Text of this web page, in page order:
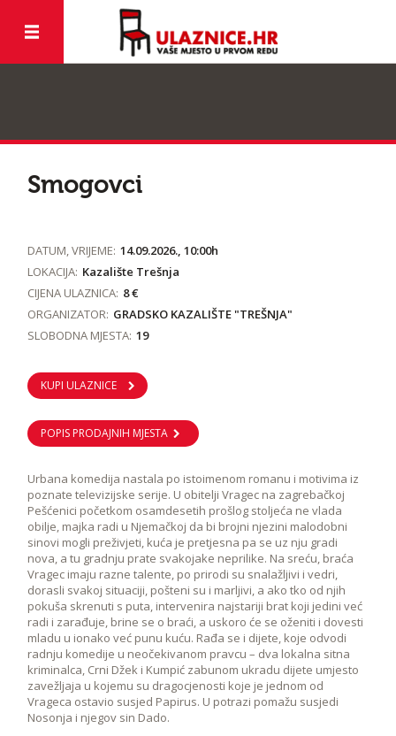
Smogovci
DATUM, VRIJEME: 14.09.2026., 10:00h
LOKACIJA: Kazalište Trešnja
CIJENA ULAZNICA: 8 €
ORGANIZATOR: GRADSKO KAZALIŠTE "TREŠNJA"
SLOBODNA MJESTA: 19
KUPI ULAZNICE
POPIS PRODAJNIH MJESTA
Urbana komedija nastala po istoimenom romanu i motivima iz
poznate televizijske serije. U obitelji Vragec na zagrebačkoj
Pešćenici početkom osamdesetih prošlog stoljeća ne vlada
obilje, majka radi u Njemačkoj da bi brojni njezini malodobni
sinovi mogli preživjeti, kuća je pretjesna pa se uz nju gradi
nova, a tu gradnju prate svakojake neprilike. Na sreću, braća
Vragec imaju razne talente, po prirodi su snalažljivi i vedri,
dorasli svakoj situaciji, pošteni su i marljivi, a ako tko od njih
pokuša skrenuti s puta, intervenira najstariji brat koji jedini već
radi i zarađuje, brine se o braći, a uskoro će se oženiti i dovesti
mladu u ionako već punu kuću. Rađa se i dijete, koje odvodi
radnju komedije u neočekivanom pravcu – dva lokalna sitna
kriminalca, Crni Džek i Kumpić zabunom ukradu dijete umjesto
zavežljaja u kojemu su dragocjenosti koje je jednom od
Vrageca ostavio susjed Papirus. U potrazi pomažu susjedi
Nosonja i njegov sin Dado.